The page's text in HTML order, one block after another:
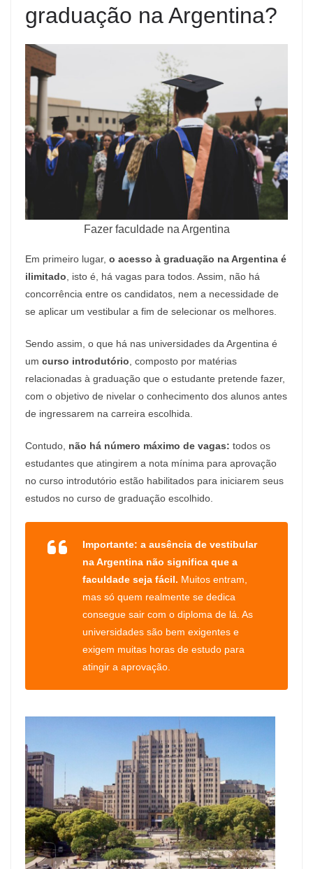
graduação na Argentina?
Fazer faculdade na Argentina
Em primeiro lugar, o acesso à graduação na Argentina é
ilimitado , isto é, há vagas para todos. Assim, não há
concorrência entre os candidatos, nem a necessidade de
se aplicar um vestibular a fim de selecionar os melhores.
Sendo assim, o que há nas universidades da Argentina é
um curso introdutório , composto por matérias
relacionadas à graduação que o estudante pretende fazer,
com o objetivo de nivelar o conhecimento dos alunos antes
de ingressarem na carreira escolhida.
Contudo, não há número máximo de vagas: todos os
estudantes que atingirem a nota mínima para aprovação
no curso introdutório estão habilitados para iniciarem seus
estudos no curso de graduação escolhido.
Importante: a ausência de vestibular
na Argentina não significa que a
faculdade seja fácil. Muitos entram,
mas só quem realmente se dedica
consegue sair com o diploma de lá. As
universidades são bem exigentes e
exigem muitas horas de estudo para
atingir a aprovação.